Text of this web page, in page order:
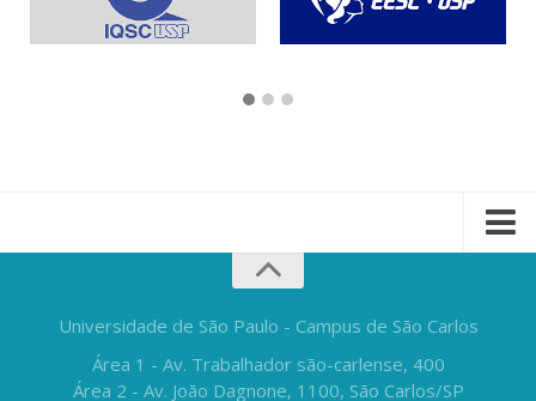
Universidade de São Paulo - Campus de São Carlos
Área 1 - Av. Trabalhador são-carlense, 400
Área 2 - Av. João Dagnone, 1100, São Carlos/SP